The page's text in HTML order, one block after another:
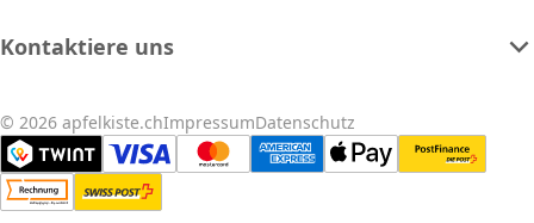
Kontaktiere uns
© 2026 apfelkiste.chImpressumDatenschutz